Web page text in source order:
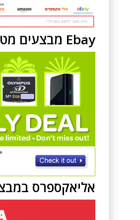
Ebay מבצעים מטורפים
אליאקספרס